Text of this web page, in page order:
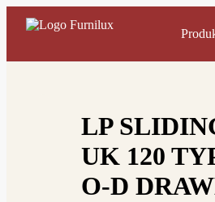
LP
UK 120
O-D